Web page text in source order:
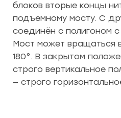
блоков вторые концы
подъемному мосту. С
соединён с полигоном
Мост может вращаться
180°. В закрытом
строго вертикальное
— строго